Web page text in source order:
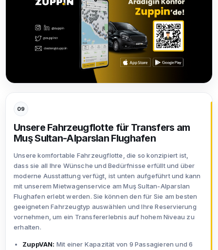
09
Unsere Fahrzeugflotte für Transfers am
Muş Sultan-Alparslan Flughafen
Unsere komfortable Fahrzeugflotte, die so konzipiert ist,
dass sie all Ihre Wünsche und Bedürfnisse erfüllt und über
moderne Ausstattung verfügt, ist unten aufgeführt und kann
mit unserem Mietwagenservice am Muş Sultan-Alparslan
Flughafen erlebt werden. Sie können den für Sie am besten
geeigneten Fahrzeugtyp auswählen und Ihre Reservierung
vornehmen, um ein Transfererlebnis auf hohem Niveau zu
erhalten.
ZuppVAN: Mit einer Kapazität von 9 Passagieren und 6